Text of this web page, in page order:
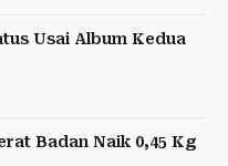
Usai Album Kedua
Badan Naik 0,45 Kg